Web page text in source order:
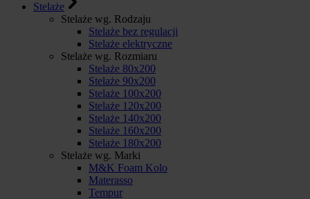
Stelaże
Stelaże wg. Rodzaju
Stelaże bez regulacji
Stelaże elektryczne
Stelaże wg. Rozmiaru
Stelaże 80x200
Stelaże 90x200
Stelaże 100x200
Stelaże 120x200
Stelaże 140x200
Stelaże 160x200
Stelaże 180x200
Stelaże wg. Marki
M&K Foam Kolo
Materasso
Tempur